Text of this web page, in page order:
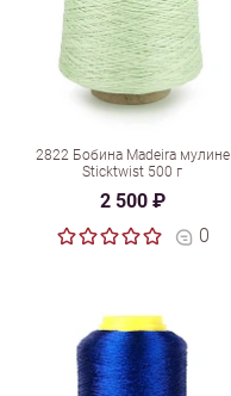
2822 Бобина Madeira мулине
Sticktwist 500 г
2 500 ₽
0